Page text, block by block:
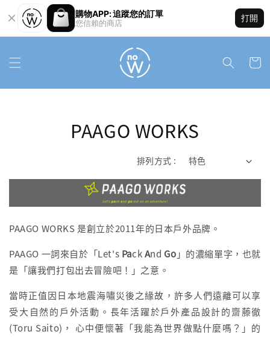
購物APP: 追蹤您的訂單
您信賴的商店
打開
PAAGO WORKS
排列方式 :
PAAGO WORKS 是創立於2011年的日本戶外品牌。
PAAGO 一詞來自於「Let's PackAnd Go 」的濃縮單字，也就
是「讓我們打包出去冒險吧！」之意。
當時正值因日本地震海嘯災後之緣故，許多人們遠離可以享
受大自然的戶外活動。長年活躍於戶外產品設計的齋藤徹
(Toru Saito)， 心中便懷著「我能為世界做點什麼嗎？」的